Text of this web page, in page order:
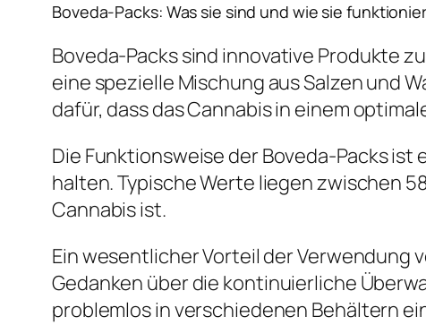
Boveda-Packs: Was sie sind und wie sie
Boveda-Packs sind innovative Produkte
eine spezielle Mischung aus Salzen und
dafür, dass das Cannabis in einem
Die Funktionsweise der Boveda-Packs
halten. Typische Werte liegen zwischen
Cannabis ist.
Ein wesentlicher Vorteil der Verwendung
Gedanken über die kontinuierliche
problemlos in verschiedenen Behältern